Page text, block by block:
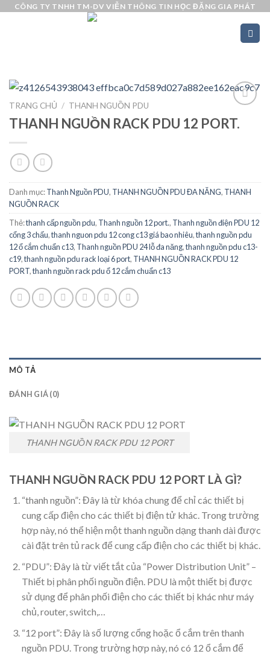
SkipCÔNG TY TNHH TM-DV VIỄN THÔNG TIN HỌC ĐẶNG GIA PHÁT
TRANG CHỦ / THANH NGUỒN PDU
THANH NGUỒN RACK PDU 12 PORT.
Danh mục:Thanh Nguồn PDU, THANH NGUỒN PDU ĐA NĂNG, THANH
NGUỒN RACK
Thẻ:thanh cấp nguồn pdu, Thanh nguồn 12 port., Thanh nguồn điện PDU 12
cổng 3 chấu,thanh nguon pdu 12 cong c13 giá bao nhiêu,thanh nguồn pdu
12 ổ cắm chuẩn c13, Thanh nguồn PDU 24 lỗ đa năng,thanh nguồn pdu c13-
c19,thanh nguồn pdu rack loại 6 port, THANH NGUỒN RACK PDU 12
PORT,thanh nguồn rack pdu ổ 12 cắm chuẩn c13
MÔ TẢ
ĐÁNH GIÁ (0)
THANH NGUỒN RACK PDU 12 PORT
THANH NGUỒN RACK PDU 12 PORT LÀ GÌ?
“thanh nguồn”: Đây là từ khóa chung để chỉ các thiết bị
cung cấp điện cho các thiết bị điện tử khác. Trong trường
hợp này, nó thể hiện một thanh nguồn dạng thanh dài được
cài đặt trên tủ rack để cung cấp điện cho các thiết bị khác.
“PDU”: Đây là từ viết tắt của “Power Distribution Unit” –
Thiết bị phân phối nguồn điện. PDU là một thiết bị được
sử dụng để phân phối điện cho các thiết bị khác như máy
chủ, router, switch,…
“12 port”: Đây là số lượng cổng hoặc ổ cắm trên thanh
nguồn PDU. Trong trường hợp này, nó có 12 ổ cắm để